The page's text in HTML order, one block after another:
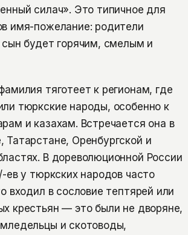
силач». Это типичное для
имя-пожелание: родители
сын будет горячим, смелым и
тяготеет к регионам, где
тюркские народы, особенно к
и казахам. Встречается она в
Татарстане, Оренбургской и
В дореволюционной России
ев у тюркских народов часто
входил в сословие тептярей или
крестьян — это были не дворяне,
и скотоводы,